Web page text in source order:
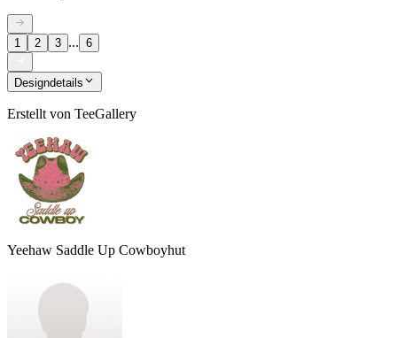
1 2 3 ... 6
Designdetails
Erstellt von TeeGallery
Yeehaw Saddle Up Cowboyhut